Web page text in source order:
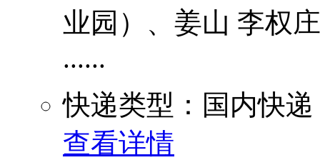
业园）、姜山 李权
......
快递类型：国内快递
查看详情